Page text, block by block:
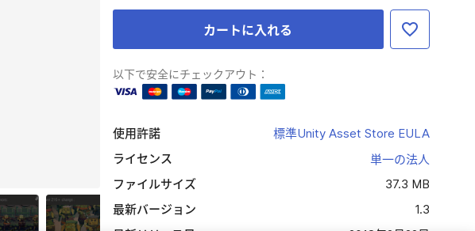
カートに入れる
以下で安全にチェックアウト：
使用許諾
標準Unity Asset Store EULA
ライセンス
単一の法人
ファイルサイズ
37.3 MB
最新バージョン
1.3